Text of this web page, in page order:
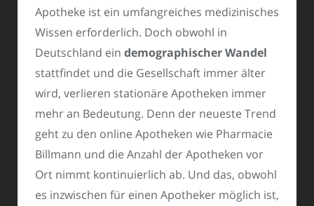
Apotheke ist ein umfangreiches medizinisches
Wissen erforderlich. Doch obwohl in
Deutschland ein demographischer Wandel
stattfindet und die Gesellschaft immer älter
wird, verlieren stationäre Apotheken immer
mehr an Bedeutung. Denn der neueste Trend
geht zu den online Apotheken wie Pharmacie
Billmann und die Anzahl der Apotheken vor
Ort nimmt kontinuierlich ab. Und das, obwohl
es inzwischen für einen Apotheker möglich ist,